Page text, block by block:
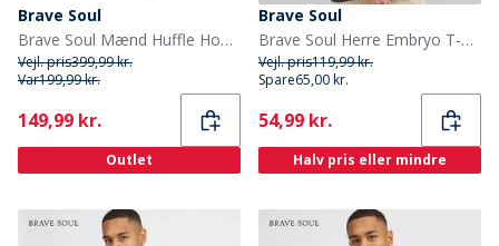
Brave Soul
Brave Soul Mænd Huffle Hoodie Blå/Khaki/Burgunder
Vejl. pris399,99 kr.
Var199,99 kr.
Current
149,99 kr.
Outlet
Brave Soul
Brave Soul Herre Embryo T-Shirt Blå
Vejl. pris119,99 kr.
Spare65,00 kr.
Current
54,99 kr.
Halv pris eller mindre